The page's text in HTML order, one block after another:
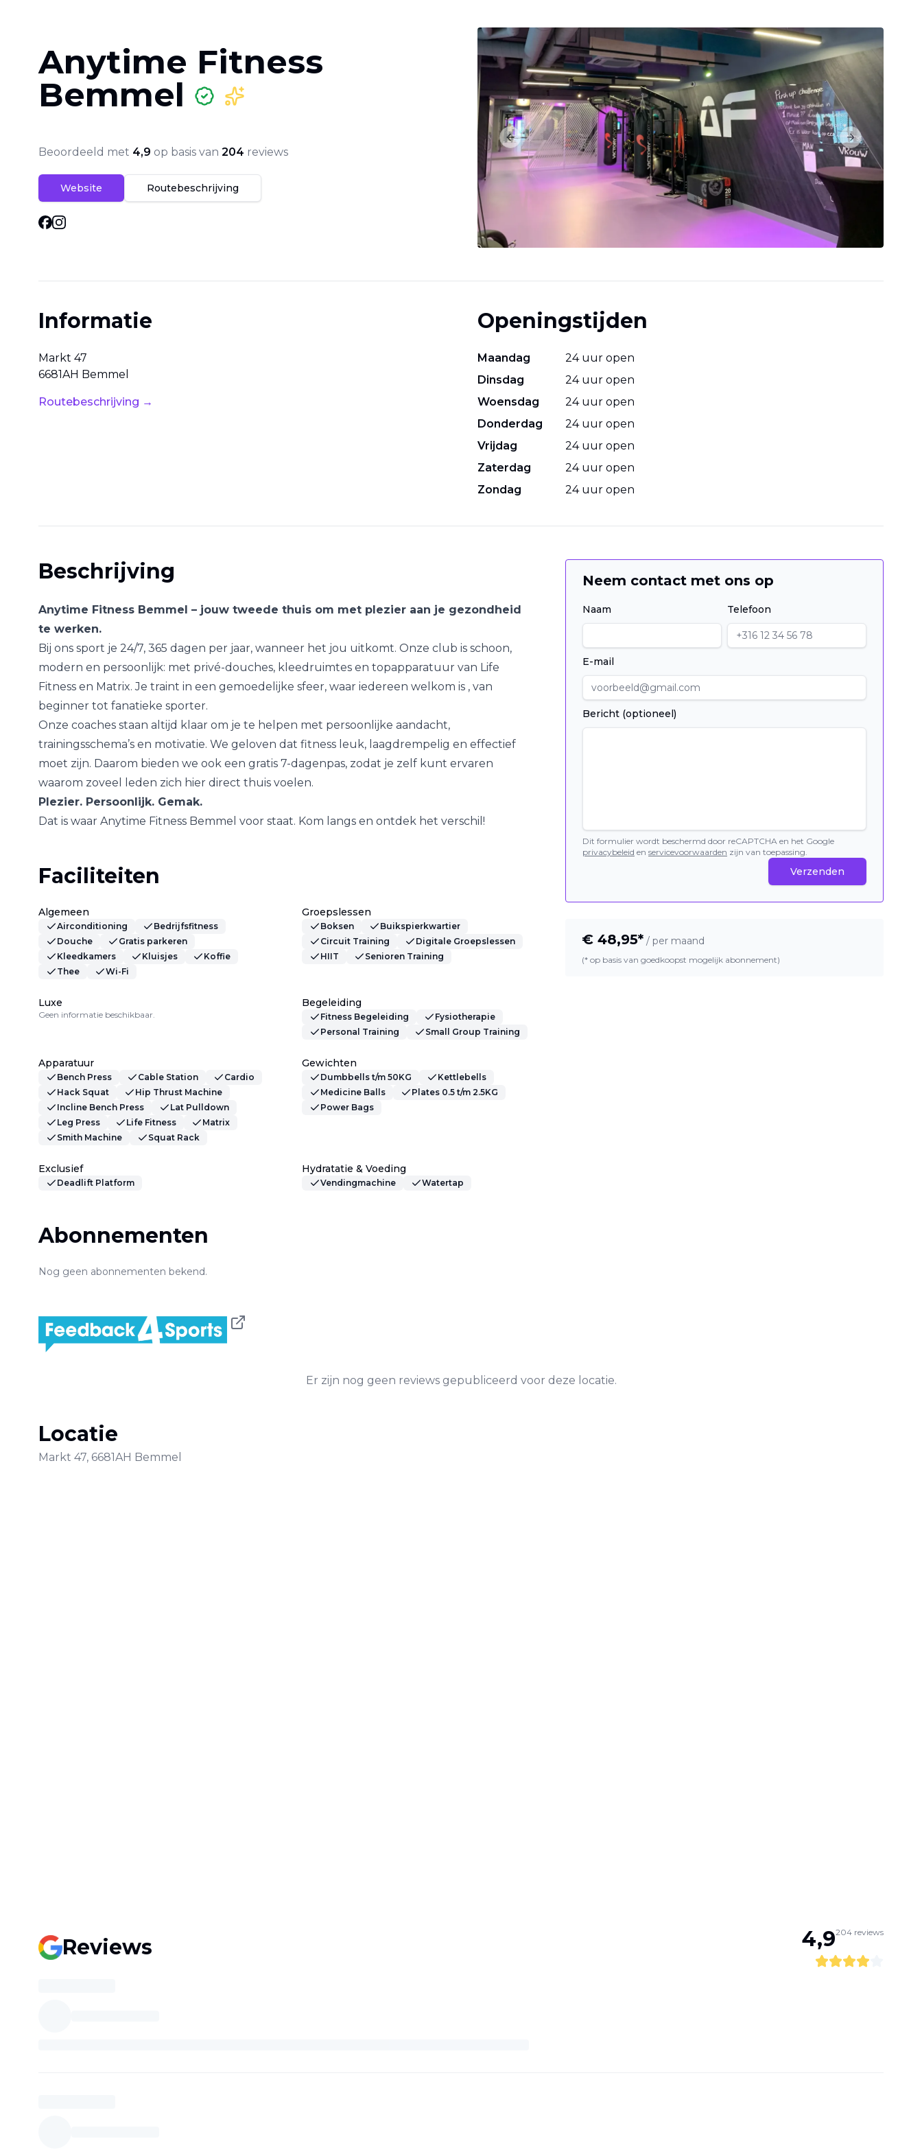
Anytime Fitness
Bemmel
Beoordeeld met 4,9 op basis van 204 reviews
Website Routebeschrijving
Previous slide Next slide
Informatie
Markt 47
6681AH Bemmel
Routebeschrijving →
Openingstijden
Maandag
24 uur open
Dinsdag
24 uur open
Woensdag
24 uur open
Donderdag
24 uur open
Vrijdag
24 uur open
Zaterdag
24 uur open
Zondag
24 uur open
Beschrijving
Anytime Fitness Bemmel – jouw tweede thuis om met plezier aan je gezondheid
te werken.
Bij ons sport je 24/7, 365 dagen per jaar, wanneer het jou uitkomt. Onze club is schoon,
modern en persoonlijk: met privé-douches, kleedruimtes en topapparatuur van Life
Fitness en Matrix. Je traint in een gemoedelijke sfeer, waar iedereen welkom is , van
beginner tot fanatieke sporter.
Onze coaches staan altijd klaar om je te helpen met persoonlijke aandacht,
trainingsschema’s en motivatie. We geloven dat fitness leuk, laagdrempelig en effectief
moet zijn. Daarom bieden we ook een gratis 7-dagenpas, zodat je zelf kunt ervaren
waarom zoveel leden zich hier direct thuis voelen.
Plezier. Persoonlijk. Gemak.
Dat is waar Anytime Fitness Bemmel voor staat. Kom langs en ontdek het verschil!
Faciliteiten
Algemeen
Airconditioning
Bedrijfsfitness
Douche
Gratis parkeren
Kleedkamers
Kluisjes
Koffie
Thee
Wi-Fi
Groepslessen
Boksen
Buikspierkwartier
Circuit Training
Digitale Groepslessen
HIIT
Senioren Training
Luxe
Geen informatie beschikbaar.
Begeleiding
Fitness Begeleiding
Fysiotherapie
Personal Training
Small Group Training
Apparatuur
Bench Press Cable Station
Cardio
Hack Squat
Hip Thrust Machine
Incline Bench Press
Lat Pulldown
Leg Press
Life Fitness
Matrix
Smith Machine
Squat Rack
Gewichten
Dumbbells t/m 50KG
Kettlebells
Medicine Balls
Plates 0.5 t/m 2.5KG
Power Bags
Exclusief
Deadlift Platform
Hydratatie & Voeding
Vendingmachine Watertap
Abonnementen
Nog geen abonnementen bekend.
Neem contact met ons op
Naam Telefoon
E-mail
Bericht (optioneel)
Dit formulier wordt beschermd door reCAPTCHA en het Google
privacybeleid en servicevoorwaarden zijn van toepassing.
Verzenden
€ 48,95* / per maand
(* op basis van goedkoopst mogelijk abonnement)
Er zijn nog geen reviews gepubliceerd voor deze locatie.
Locatie
Markt 47, 6681AH Bemmel
Reviews 4,9204 reviews